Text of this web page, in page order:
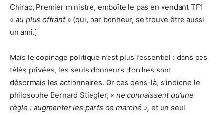
Chirac, Premier ministre, emboîte le pas en vendant TF1
« au plus offrant » (qui, par bonheur, se trouve être aussi
un ami.)
Mais le copinage politique n’est plus l’essentiel : dans ces
télés privées, les seuls donneurs d’ordres sont
désormais les actionnaires. Or ces gens-là, s’indigne le
philosophe Bernard Stiegler, « ne connaissent qu’une
règle : augmenter les parts de marché », et un seul